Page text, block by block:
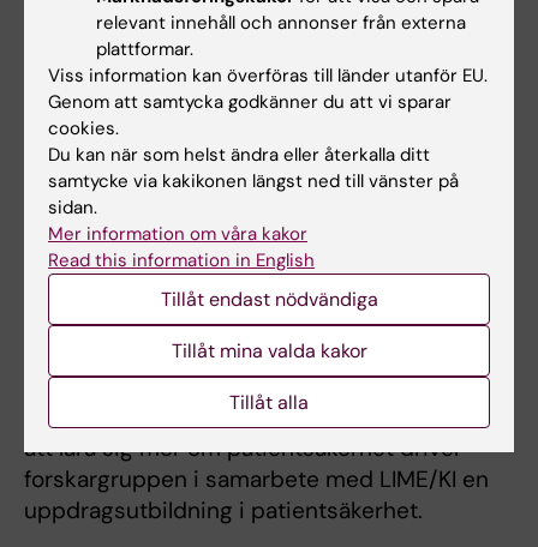
ökad personalomsättning, vilket är negativt ur
ett patientsäkerhetsperspektiv. Att se trötthet
som en riskfaktor i relation till arbetstider och
arbetsbelastning kan vara värdefullt både
utifrån ett arbetsmiljöperspektiv och ett
patientsäkerhetsperspektiv.
För att uppnå god patientsäkerhet krävs att
man arbetar utifrån en systemsyn med fler
frågor än arbetstider och trötthet. Säkerhet är
dynamiskt och summan av många olika
aspekter i systemet och skapas i
interaktionen mellan människa, teknik och
organisation. För de som är intresserade av
att lära sig mer om patientsäkerhet driver
forskargruppen i samarbete med LIME/KI en
uppdragsutbildning i patientsäkerhet.
relevant innehåll och annonser från externa
plattformar.
Viss information kan överföras till länder utanför EU.
Genom att samtycka godkänner du att vi sparar
cookies.
Du kan när som helst ändra eller återkalla ditt
samtycke via kakikonen längst ned till vänster på
sidan.
Mer information om våra kakor
Read this information in English
Tillåt endast nödvändiga
Tillåt mina valda kakor
Tillåt alla